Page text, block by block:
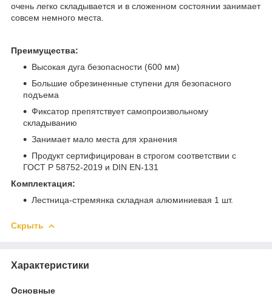
очень легко складывается и в сложенном состоянии занимает
совсем немного места.
Преимущества:
Высокая дуга безопасности (600 мм)
Большие обрезиненные ступени для безопасного
подъема
Фиксатор препятствует самопроизвольному
складыванию
Занимает мало места для хранения
Продукт сертифицирован в строгом соответствии с
ГОСТ Р 58752-2019 и DIN EN-131
Комплектация:
Лестница-стремянка складная алюминиевая 1 шт.
Скрыть
Характеристики
Основные